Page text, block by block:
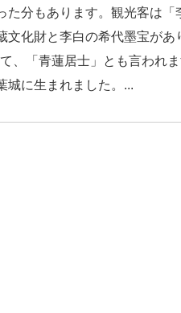
た分もあります。観光客は
文化財と李白の希代墨宝が
、「青蓮居士」とも言われ
城に生まれました。...